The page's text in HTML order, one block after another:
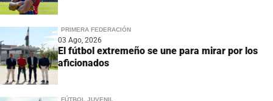
PRIMERA FEDERACIÓN
03 Ago, 2026
El fútbol extremeño se une para mirar por los
aficionados
FÚTBOL JUVENIL